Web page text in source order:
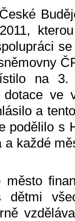
na
dotace
a
podělilo s
každé
dětmi